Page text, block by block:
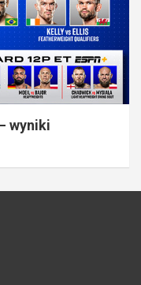
wyniki